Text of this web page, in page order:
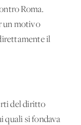
Roma.
un motivo
il
del diritto
quali si fondava